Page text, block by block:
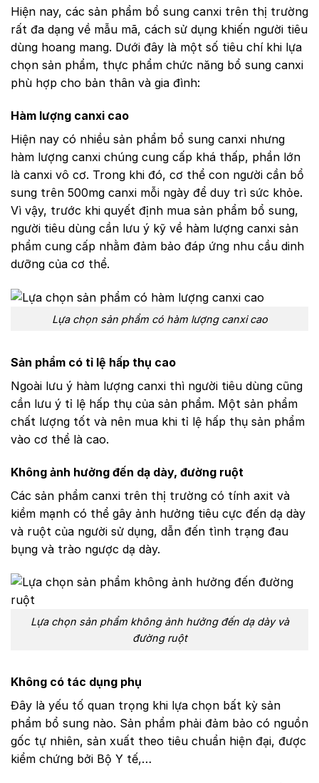
Hiện nay, các sản phẩm bổ sung canxi trên thị trường
rất đa dạng về mẫu mã, cách sử dụng khiến người tiêu
dùng hoang mang. Dưới đây là một số tiêu chí khi lựa
chọn sản phẩm, thực phẩm chức năng bổ sung canxi
phù hợp cho bản thân và gia đình:
Hàm lượng canxi cao
Hiện nay có nhiều sản phẩm bổ sung canxi nhưng
hàm lượng canxi chúng cung cấp khá thấp, phần lớn
là canxi vô cơ. Trong khi đó, cơ thể con người cần bổ
sung trên 500mg canxi mỗi ngày để duy trì sức khỏe.
Vì vậy, trước khi quyết định mua sản phẩm bổ sung,
người tiêu dùng cần lưu ý kỹ về hàm lượng canxi sản
phẩm cung cấp nhằm đảm bảo đáp ứng nhu cầu dinh
dưỡng của cơ thể.
Lựa chọn sản phẩm có hàm lượng canxi cao
Sản phẩm có tỉ lệ hấp thụ cao
Ngoài lưu ý hàm lượng canxi thì người tiêu dùng cũng
cần lưu ý tỉ lệ hấp thụ của sản phẩm. Một sản phẩm
chất lượng tốt và nên mua khi tỉ lệ hấp thụ sản phẩm
vào cơ thể là cao.
Không ảnh hưởng đến dạ dày, đường ruột
Các sản phẩm canxi trên thị trường có tính axit và
kiềm mạnh có thể gây ảnh hưởng tiêu cực đến dạ dày
và ruột của người sử dụng, dẫn đến tình trạng đau
bụng và trào ngược dạ dày.
Lựa chọn sản phẩm không ảnh hưởng đến dạ dày và
đường ruột
Không có tác dụng phụ
Đây là yếu tố quan trọng khi lựa chọn bất kỳ sản
phẩm bổ sung nào. Sản phẩm phải đảm bảo có nguồn
gốc tự nhiên, sản xuất theo tiêu chuẩn hiện đại, được
kiểm chứng bởi Bộ Y tế,…